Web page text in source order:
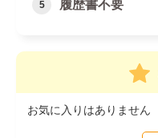
履歴書不要
お気に入りはありません